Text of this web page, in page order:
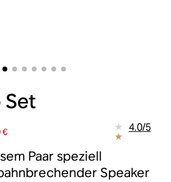
Set
€ 4.0/5
Paar speziell
Speaker